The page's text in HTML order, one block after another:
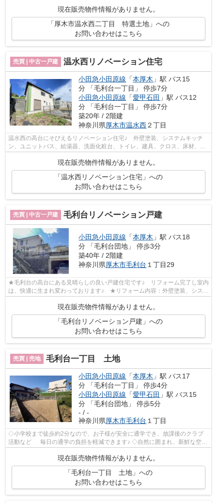
現在販売物件情報がありません。
「厚木市温水西二丁目 特選土地」への
お問い合わせはこちら
売買 | 中古一戸建 温水西リノベーション住宅
小田急小田原線 「本厚木 」駅 バス15
分 「毛利台一丁目」 停歩7分
小田急小田原線 「愛甲石田 」駅 バス12
分 「毛利台一丁目」 停歩7分
築20年 / 2階建
神奈川県厚木市温水西２丁目
温水西の高台にそびえるリノベーション住宅♪ 外壁塗装、システムキッチ
ン、ユニットバス、給湯器、洗面化粧台、トイレ、建具、クロス、床材、各
部屋コンセント新設、インターホン交換...
現在販売物件情報がありません。
「温水西リノベーション住宅」への
お問い合わせはこちら
売買 | 中古一戸建 毛利台リノベーション戸建
小田急小田原線 「本厚木 」駅 バス18
分 「毛利台団地」 停歩3分
築40年 / 2階建
神奈川県厚木市毛利台 １丁目29
★毛利台の高台にある見晴らしの良い戸建住宅です♪ リフォーム完了し室内
は、快適に生まれ変わっております♪ ★リフォーム内容：外壁塗装、システ
ムキッチン、洗面化粧台、トイレ、給...
現在販売物件情報がありません。
「毛利台リノベーション戸建」への
お問い合わせはこちら
売買 | 売地 毛利台一丁目 土地
小田急小田原線 「本厚木 」駅 バス17
分 「毛利台一丁目」 停歩4分
小田急小田原線 「愛甲石田 」駅 バス15
分 「毛利台団地」 停歩5分
- / -
神奈川県厚木市毛利台 １丁目
◇小学校まで徒歩約2分なので、お子様が安全に通学でき、放課後のクラブ
活動など 毎日の通学の負担を軽減できます♪ ◇自然に囲まれ、新鮮な空気
現在販売物件情報がありません。
「毛利台一丁目 土地」への
お問い合わせはこちら